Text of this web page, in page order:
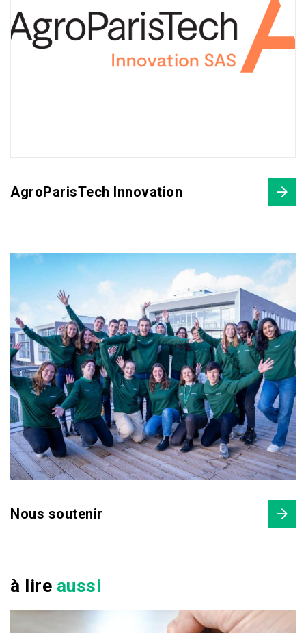
AgroParisTech Innovation
Nous soutenir
à lire aussi